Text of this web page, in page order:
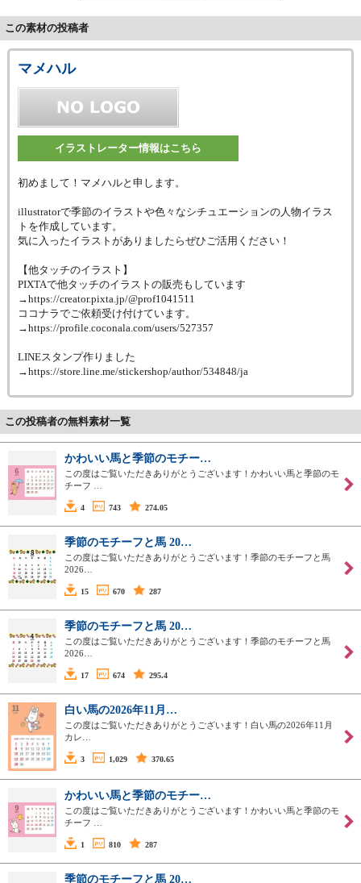
この素材の投稿者
マメハル
イラストレーター情報はこちら
初めまして！マメハルと申します。
illustratorで季節のイラストや色々なシチュエーションの人物イラス
トを作成しています。
気に入ったイラストがありましたらぜひご活用ください！
【他タッチのイラスト】
PIXTAで他タッチのイラストの販売もしています
→https://creator.pixta.jp/@prof1041511
ココナラでご依頼受け付けています。
→https://profile.coconala.com/users/527357
LINEスタンプ作りました
→https://store.line.me/stickershop/author/534848/ja
この投稿者の無料素材一覧
かわいい馬と季節のモチー…
この度はご覧いただきありがとうございます！かわいい馬と季節のモ
チーフ …
4 743 274.05
季節のモチーフと馬 20…
この度はご覧いただきありがとうございます！季節のモチーフと馬
2026…
15 670 287
季節のモチーフと馬 20…
この度はご覧いただきありがとうございます！季節のモチーフと馬
2026…
17 674 295.4
白い馬の2026年11月…
この度はご覧いただきありがとうございます！白い馬の2026年11月
カレ…
3 1,029 370.65
かわいい馬と季節のモチー…
この度はご覧いただきありがとうございます！かわいい馬と季節のモ
チーフ …
1 810 287
季節のモチーフと馬 20…